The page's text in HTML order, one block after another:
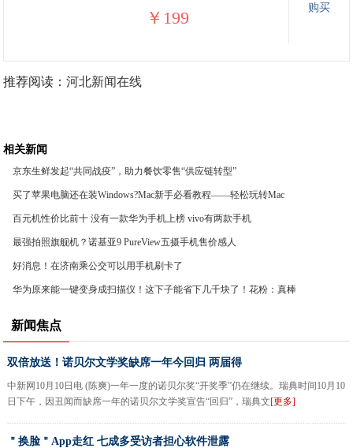
￥199 购买
推荐阅读：河北新闻在线
相关新闻
京东生鲜发起“共同战疫”，助力餐饮零售“供应链转型”
买了苹果电脑还在装Windows?Mac新手必看教程——轻松玩转Mac
OS
百元机性价比前十 没有一款华为手机上榜 vivo有两款手机
最强拍照旗舰机？诺基亚9 PureView五摄手机售价感人
好消息！在济南乘公交可以用手机刷卡了
华为原来能一键变身成扫描仪！这下子能省下几千块了！花粉：真棒
新闻焦点
双倍放送！诺贝尔文学奖缺席一年今回归 两届得
中新网10月10日电 (陈爽)一年一度的诺贝尔奖“开奖季”仍在继续。瑞典时间10月10
日下午，因丑闻而缺席一年的诺贝尔文学奖宣告“回归”，瑞典文[更多]
＂换脸＂App走红 七成多受访者担心软件泄露